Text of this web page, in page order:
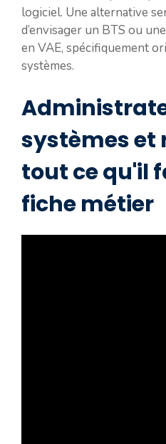
logiciel. Une alternative
d’envisager un BTS ou
en VAE, spécifiquement
systèmes.
systèmes et
tout ce qu'il
fiche métier